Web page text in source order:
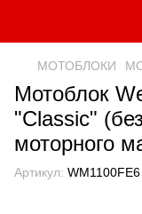
МОТОБЛОКИ
Мотоблок
"Classic"
моторного
Артикул: